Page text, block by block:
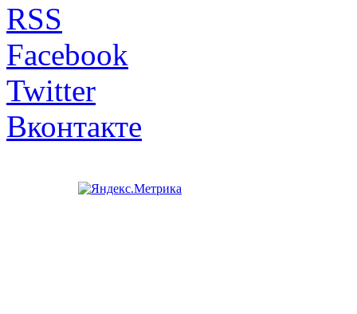
RSS
Facebook
Twitter
Вконтакте